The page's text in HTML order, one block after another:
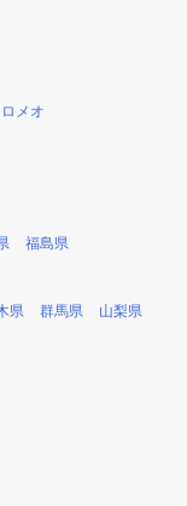
メオ
福島県
県 群馬県 山梨県